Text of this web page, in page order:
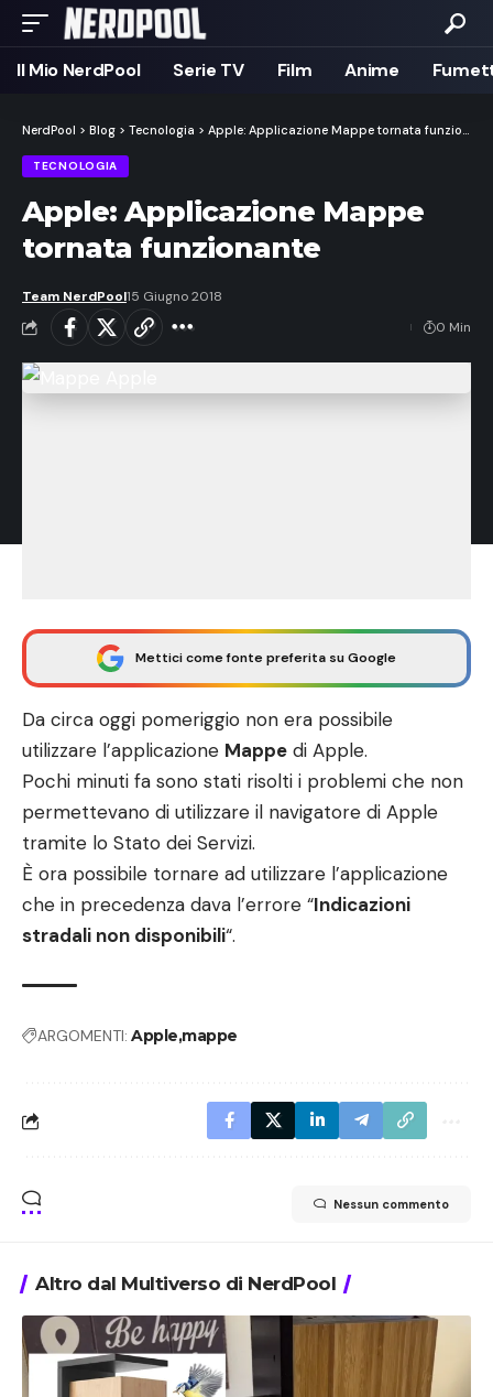
Il Mio NerdPool Serie TV Film Anime
NerdPool > Blog > Tecnologia > Apple: Applicazione Mappe tornata funzionante
TECNOLOGIA
Apple: Applicazione Mappe
tornata funzionante
Team NerdPool15 Giugno 2018
0 Min
Mettici come fonte preferita su Google
Da circa oggi pomeriggio non era possibile
utilizzare l’applicazione Mappe di Apple.
Pochi minuti fa sono stati risolti i problemi che non
permettevano di utilizzare il navigatore di Apple
tramite lo Stato dei Servizi.
È ora possibile tornare ad utilizzare l’applicazione
che in precedenza dava l’errore “Indicazioni
stradali non disponibili“.
ARGOMENTI: Apple mappe
Nessun commento
Altro dal Multiverso di NerdPool